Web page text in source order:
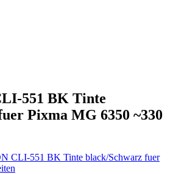
551 BK Tinte
Pixma MG 6350 ~330